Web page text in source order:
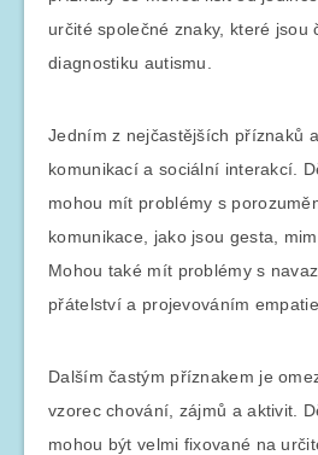
určité společné znaky, které jsou
diagnostiku autismu.
Jedním z nejčastějších příznaků
komunikací a sociální interakcí.
mohou mít problémy s
komunikace, jako jsou gesta,
Mohou také mít problémy s
přátelství a projevováním
Dalším častým příznakem je
vzorec chování, zájmů a aktivit.
mohou být velmi fixované na